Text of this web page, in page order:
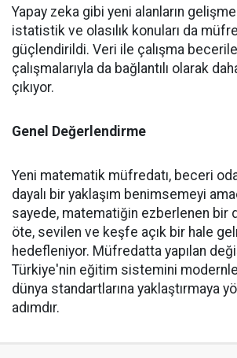
Yapay zeka gibi yeni alanların
istatistik ve olasılık konuları da
güçlendirildi. Veri ile çalışma
çalışmalarıyla da bağlantılı olarak
çıkıyor.
Genel Değerlendirme
Yeni matematik müfredatı, beceri
dayalı bir yaklaşım benimsemeyi
sayede, matematiğin ezberlenen bir
öte, sevilen ve keşfe açık bir hale
hedefleniyor. Müfredatta yapılan
Türkiye'nin eğitim sistemini
dünya standartlarına yaklaştırmaya
adımdır.